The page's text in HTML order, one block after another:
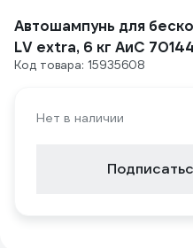
Автошампунь для
LV extra, 6 кг АиС
Код товара: 15935608
Нет в наличии